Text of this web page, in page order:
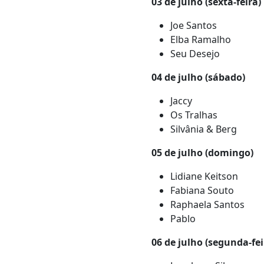
Joe Santos
Elba Ramalho
Seu Desejo
04 de julho (sábado)
Jaccy
Os Tralhas
Silvânia & Berg
05 de julho (domingo)
Lidiane Keitson
Fabiana Souto
Raphaela Santos
Pablo
06 de julho (segunda-